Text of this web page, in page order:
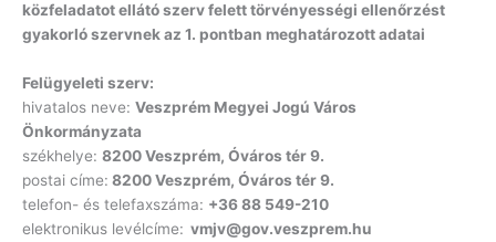
közfeladatot ellátó szerv felett törvényességi ellenőrzést
gyakorló szervnek az 1. pontban meghatározott adatai
Felügyeleti szerv:
hivatalos neve: Veszprém Megyei Jogú Város
Önkormányzata
székhelye: 8200 Veszprém, Óváros tér 9.
postai címe: 8200 Veszprém, Óváros tér 9.
telefon- és telefaxszáma: +36 88 549-210
elektronikus levélcíme: vmjv@gov.veszprem.hu